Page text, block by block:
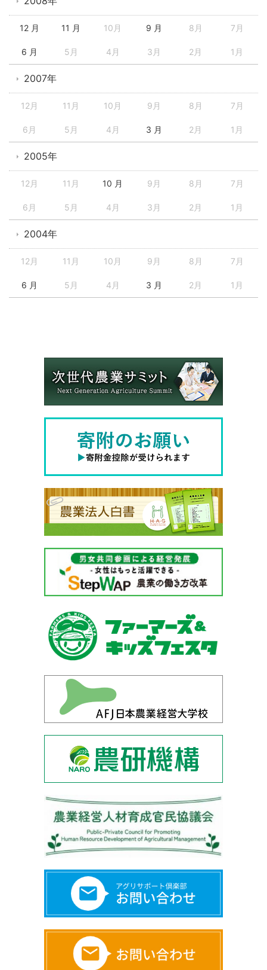
12 月 11 月 10月 9 月 8月 7月
6 月 5月 4月 3月 2月 1月
2007年
12月 11月 10月 9月 8月 7月
6月 5月 4月 3 月 2月 1月
2005年
12月 11月 10 月 9月 8月 7月
6月 5月 4月 3月 2月 1月
2004年
12月 11月 10月 9月 8月 7月
6 月 5月 4月 3 月 2月 1月